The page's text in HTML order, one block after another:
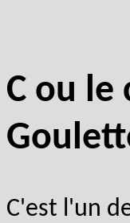
C ou le
C'est l'un